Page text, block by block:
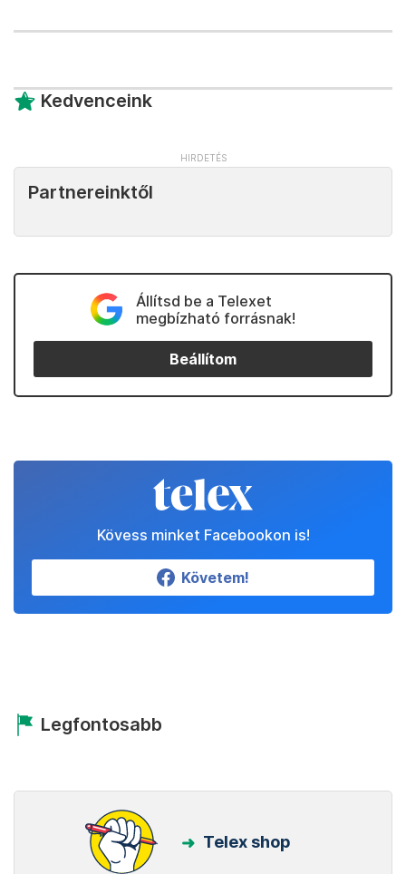
Kedvenceink
Partnereinktől
Állítsd be a Telexet
megbízható forrásnak!
Beállítom
Kövess minket Facebookon is!
Követem!
Legfontosabb
Telex shop